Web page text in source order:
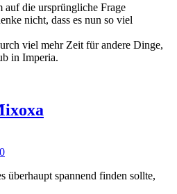
auf die ursprüngliche Frage
nicht, dass es nun so viel
viel mehr Zeit für andere Dinge,
in Imperia.
überhaupt spannend finden sollte,